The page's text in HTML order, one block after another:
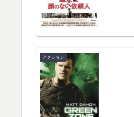
アクション